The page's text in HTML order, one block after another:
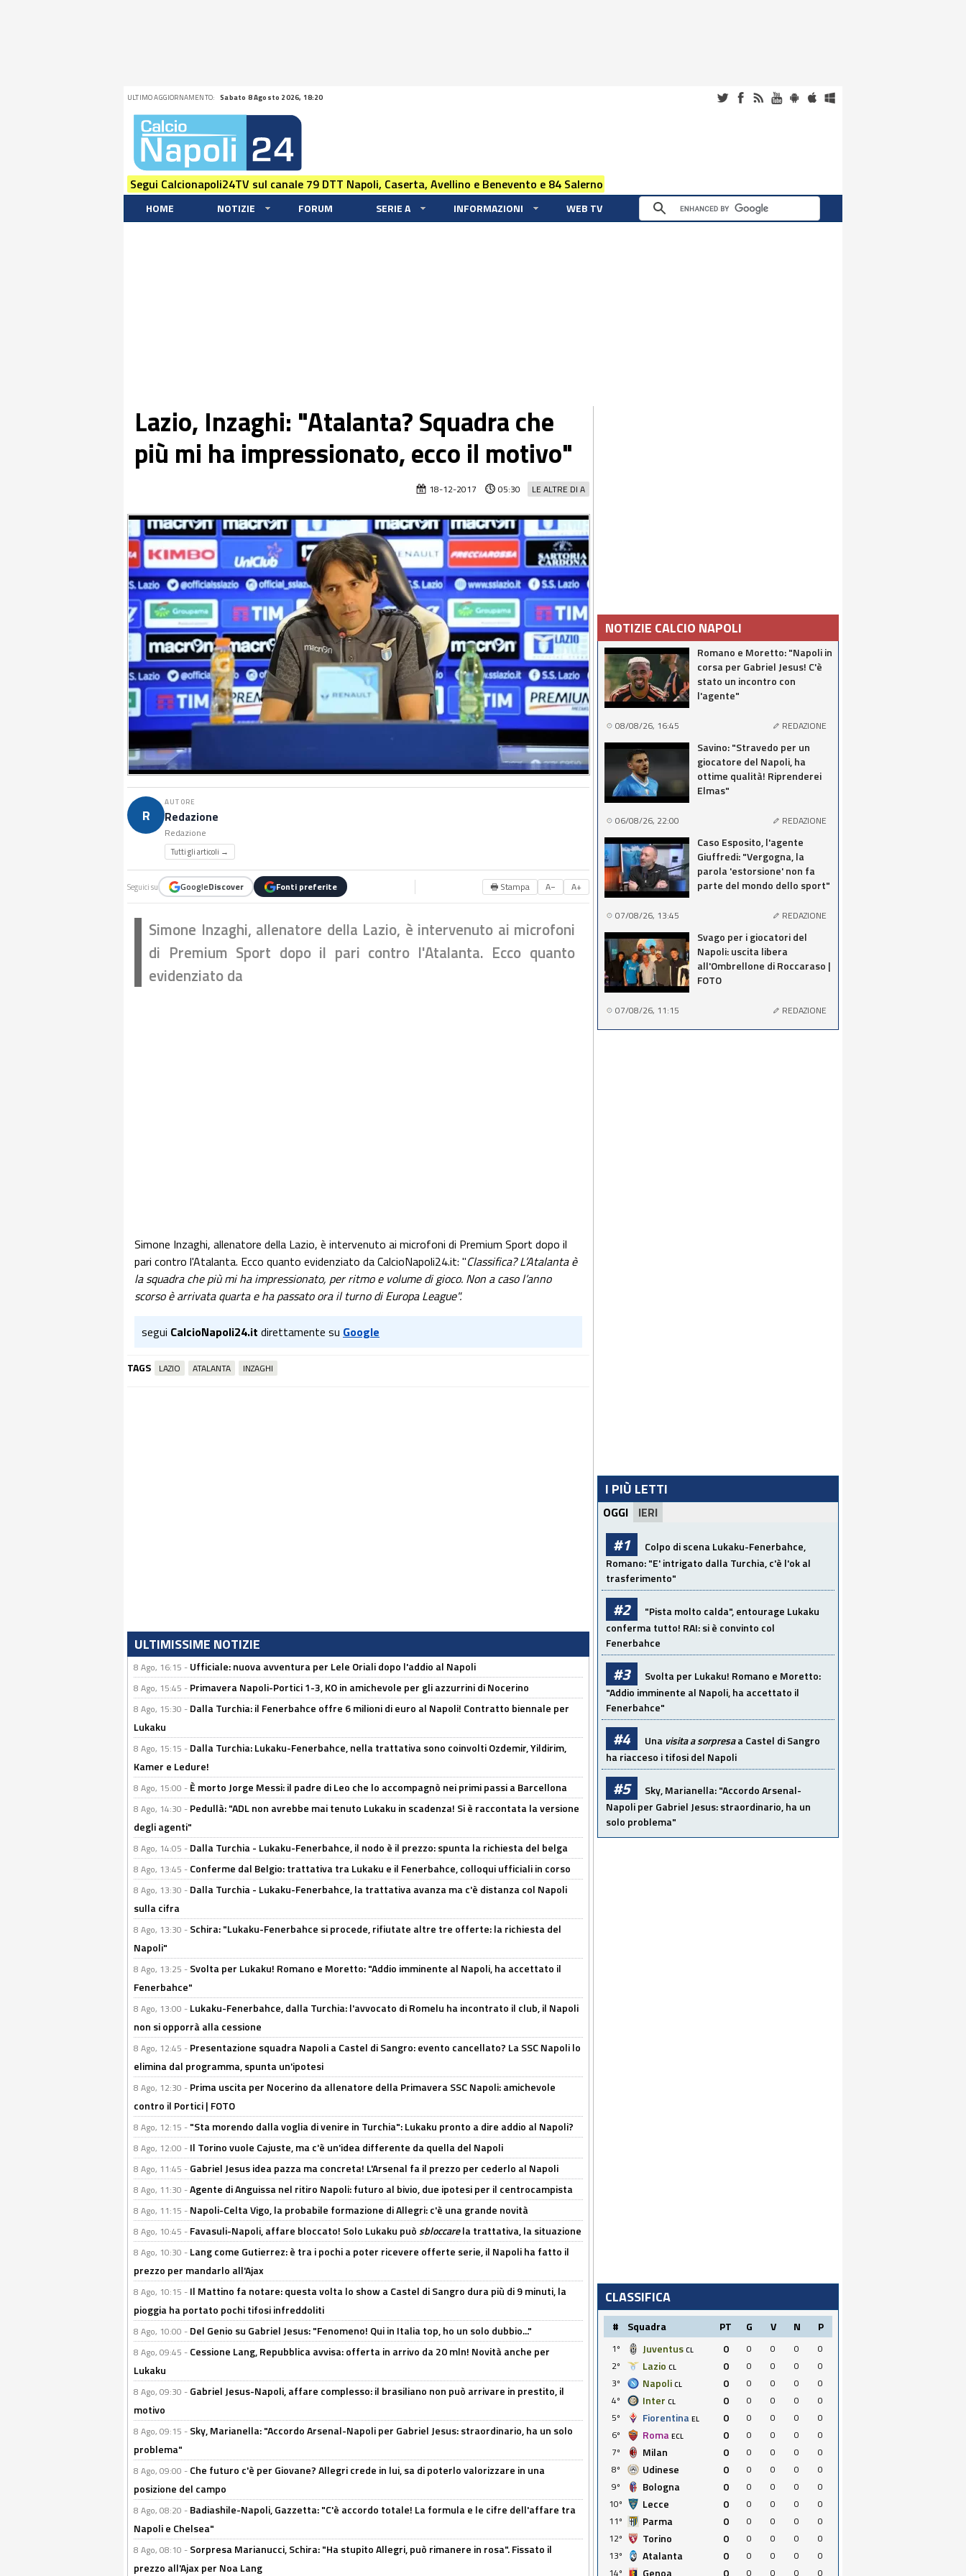
ULTIMO AGGIORNAMENTO: Sabato 8 Agosto 2026, 18:20
Segui Calcionapoli24TV sul canale 79 DTT Napoli, Caserta, Avellino e Benevento e 84 Salerno
HOME NOTIZIE FORUM SERIE A INFORMAZIONI WEB TV
Lazio, Inzaghi: "Atalanta? Squadra che
più mi ha impressionato, ecco il motivo"
LE ALTRE DI A
18-12-2017 05:30
R
AUTORE
Redazione
Redazione
Tutti gli articoli →
Seguici su GoogleDiscover Fonti preferite 🖶 Stampa A− A+
Simone Inzaghi, allenatore della Lazio, è intervenuto ai microfoni
di Premium Sport dopo il pari contro l'Atalanta. Ecco quanto
evidenziato da
Simone Inzaghi, allenatore della Lazio, è intervenuto ai microfoni di Premium Sport dopo il
pari contro l'Atalanta. Ecco quanto evidenziato da CalcioNapoli24.it: "Classifica? L’Atalanta è
la squadra che più mi ha impressionato, per ritmo e volume di gioco. Non a caso l’anno
scorso è arrivata quarta e ha passato ora il turno di Europa League".
segui CalcioNapoli24.it direttamente su Google
TAGS LAZIO ATALANTA INZAGHI
ULTIMISSIME NOTIZIE
8 Ago, 16:15 - Ufficiale: nuova avventura per Lele Oriali dopo l'addio al Napoli
8 Ago, 15:45 - Primavera Napoli-Portici 1-3, KO in amichevole per gli azzurrini di Nocerino
8 Ago, 15:30 - Dalla Turchia: il Fenerbahce offre 6 milioni di euro al Napoli! Contratto biennale per
Lukaku
8 Ago, 15:15 - Dalla Turchia: Lukaku-Fenerbahce, nella trattativa sono coinvolti Ozdemir, Yildirim,
Kamer e Ledure!
8 Ago, 15:00 - È morto Jorge Messi: il padre di Leo che lo accompagnò nei primi passi a Barcellona
8 Ago, 14:30 - Pedullà: "ADL non avrebbe mai tenuto Lukaku in scadenza! Si è raccontata la versione
degli agenti"
8 Ago, 14:05 - Dalla Turchia - Lukaku-Fenerbahce, il nodo è il prezzo: spunta la richiesta del belga
8 Ago, 13:45 - Conferme dal Belgio: trattativa tra Lukaku e il Fenerbahce, colloqui ufficiali in corso
8 Ago, 13:30 - Dalla Turchia - Lukaku-Fenerbahce, la trattativa avanza ma c'è distanza col Napoli
sulla cifra
8 Ago, 13:30 - Schira: "Lukaku-Fenerbahce si procede, rifiutate altre tre offerte: la richiesta del
Napoli"
8 Ago, 13:25 - Svolta per Lukaku! Romano e Moretto: "Addio imminente al Napoli, ha accettato il
Fenerbahce"
8 Ago, 13:00 - Lukaku-Fenerbahce, dalla Turchia: l'avvocato di Romelu ha incontrato il club, il Napoli
non si opporrà alla cessione
8 Ago, 12:45 - Presentazione squadra Napoli a Castel di Sangro: evento cancellato? La SSC Napoli lo
elimina dal programma, spunta un'ipotesi
8 Ago, 12:30 - Prima uscita per Nocerino da allenatore della Primavera SSC Napoli: amichevole
contro il Portici | FOTO
8 Ago, 12:15 - "Sta morendo dalla voglia di venire in Turchia": Lukaku pronto a dire addio al Napoli?
8 Ago, 12:00 - Il Torino vuole Cajuste, ma c'è un'idea differente da quella del Napoli
8 Ago, 11:45 - Gabriel Jesus idea pazza ma concreta! L'Arsenal fa il prezzo per cederlo al Napoli
8 Ago, 11:30 -Agente di Anguissa nel ritiro Napoli: futuro al bivio, due ipotesi per il centrocampista
8 Ago, 11:15 - Napoli-Celta Vigo, la probabile formazione di Allegri: c'è una grande novità
8 Ago, 10:45 - Favasuli-Napoli, affare bloccato! Solo Lukaku puòsbloccarela trattativa, la situazione
8 Ago, 10:30 - Lang come Gutierrez: è tra i pochi a poter ricevere offerte serie, il Napoli ha fatto il
prezzo per mandarlo all'Ajax
8 Ago, 10:15 - Il Mattino fa notare: questa volta lo show a Castel di Sangro dura più di 9 minuti, la
pioggia ha portato pochi tifosi infreddoliti
8 Ago, 10:00 - Del Genio su Gabriel Jesus: "Fenomeno! Qui in Italia top, ho un solo dubbio..."
8 Ago, 09:45 - Cessione Lang, Repubblica avvisa: offerta in arrivo da 20 mln! Novità anche per
Lukaku
8 Ago, 09:30 - Gabriel Jesus-Napoli, affare complesso: il brasiliano non può arrivare in prestito, il
motivo
8 Ago, 09:15 - Sky, Marianella: "Accordo Arsenal-Napoli per Gabriel Jesus: straordinario, ha un solo
problema"
8 Ago, 09:00 - Che futuro c'è per Giovane? Allegri crede in lui, sa di poterlo valorizzare in una
posizione del campo
8 Ago, 08:20 - Badiashile-Napoli, Gazzetta: "C'è accordo totale! La formula e le cifre dell'affare tra
Napoli e Chelsea"
8 Ago, 08:10 - Sorpresa Marianucci, Schira: "Ha stupito Allegri, può rimanere in rosa". Fissato il
prezzo all'Ajax per Noa Lang
NOTIZIE CALCIO NAPOLI
Romano e Moretto: "Napoli in
corsa per Gabriel Jesus! C'è
stato un incontro con
l'agente"
08/08/26, 16:45 REDAZIONE
Savino: "Stravedo per un
giocatore del Napoli, ha
ottime qualità! Riprenderei
Elmas"
06/08/26, 22:00 REDAZIONE
Caso Esposito, l'agente
Giuffredi: "Vergogna, la
parola 'estorsione' non fa
parte del mondo dello sport"
07/08/26, 13:45 REDAZIONE
Svago per i giocatori del
Napoli: uscita libera
all'Ombrellone di Roccaraso |
FOTO
07/08/26, 11:15 REDAZIONE
I PIÙ LETTI
OGGI IERI
#1
Colpo di scena Lukaku-Fenerbahce,
Romano: "E' intrigato dalla Turchia, c'è l'ok al
trasferimento"
#2
"Pista molto calda", entourage Lukaku
conferma tutto! RAI: si è convinto col
Fenerbahce
#3
Svolta per Lukaku! Romano e Moretto:
"Addio imminente al Napoli, ha accettato il
Fenerbahce"
#4 Una visita a sorpresaa Castel di Sangro
ha riacceso i tifosi del Napoli
#5
Sky, Marianella: "Accordo Arsenal-
Napoli per Gabriel Jesus: straordinario, ha un
solo problema"
CLASSIFICA
# Squadra PT G V N P
1º Juventus CL 0 0 0 0
0
2º
Lazio CL 0 0 0 0
0
3º
Napoli CL 0 0 0 0
0
4º
Inter CL 0 0 0 0
0
5º
Fiorentina EL 0 0 0 0
0
6º
Roma ECL 0 0 0 0
0
7º
Milan 0 0 0 0
0
8º
Udinese 0 0 0 0
0
9º
Bologna 0 0 0 0
0
10º
Lecce 0 0 0 0
0
11º
Parma 0 0 0 0
0
12º
Torino 0 0 0 0
0
13º
Atalanta 0 0 0 0
0
14º
Genoa 0 0 0 0 0